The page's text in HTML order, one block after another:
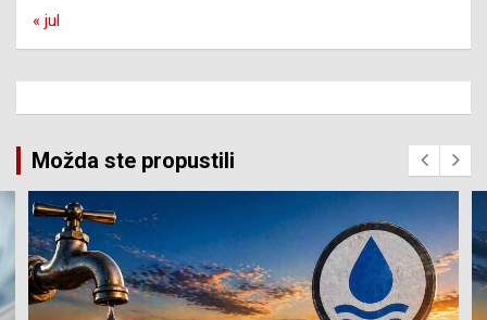
« jul
Možda ste propustili